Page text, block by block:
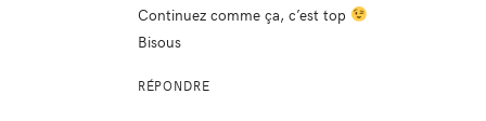
Continuez comme ça, c’est top
Bisous
RÉPONDRE